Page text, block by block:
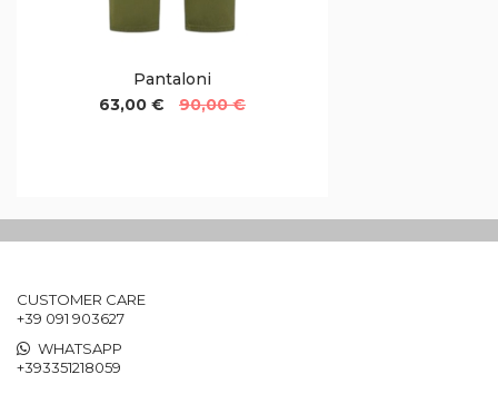
Pantaloni
63,00 €
90,00 €
CUSTOMER CARE
+39 091 903627
WHATSAPP
+393351218059